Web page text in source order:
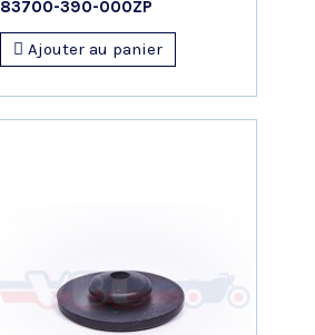
83700-390-000ZP
Ajouter au panier